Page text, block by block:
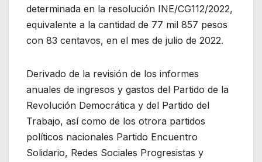
determinada en la resolución INE/CG112/2022,
equivalente a la cantidad de 77 mil 857 pesos
con 83 centavos, en el mes de julio de 2022.
Derivado de la revisión de los informes
anuales de ingresos y gastos del Partido de la
Revolución Democrática y del Partido del
Trabajo, así como de los otrora partidos
políticos nacionales Partido Encuentro
Solidario, Redes Sociales Progresistas y